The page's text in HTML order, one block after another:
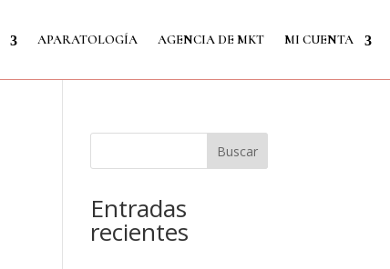
APARATOLOGÍA AGENCIA DE MKT MI CUENTA
Buscar
Entradas
recientes